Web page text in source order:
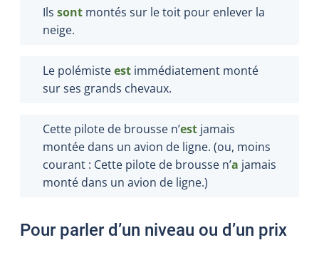
Ils sont montés sur le toit pour enlever la
neige.
Le polémisteest immédiatement monté
sur ses grands chevaux.
Cette pilote de brousse n’est jamais
montée dans un avion de ligne. (ou, moins
courant : Cette pilote de brousse n’a jamais
monté dans un avion de ligne.)
Pour parler d’un niveau ou d’un prix